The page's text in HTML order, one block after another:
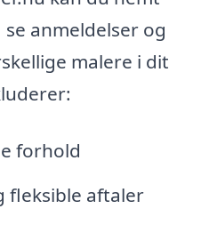
anmeldelser og
malere i dit
forhold
fleksible aftaler